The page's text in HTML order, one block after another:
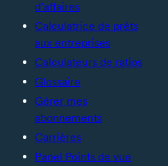
d’affaires
Calculatrice de prêts
aux entreprises
Calculateurs de ratios
Glossaire
Gérer mes
abonnements
Carrières
Panel Points de vue